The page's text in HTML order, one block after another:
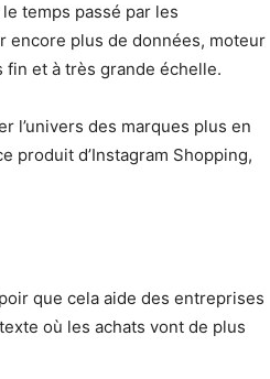
temps passé par les
encore plus de données, moteur
et à très grande échelle.
l’univers des marques plus en
produit d’Instagram Shopping,
que cela aide des entreprises
où les achats vont de plus